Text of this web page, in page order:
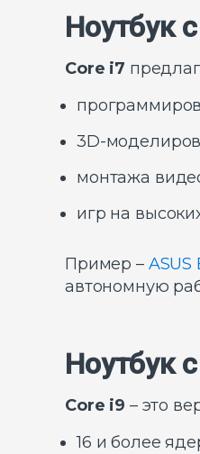
Ноутбук
Core i7
3D-
монтажа
игр на
Пример – ASUS
автономную
Ноутбук
Core i9 – это
16 и более